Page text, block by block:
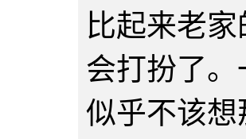
比起来老
会打扮了
似乎不该